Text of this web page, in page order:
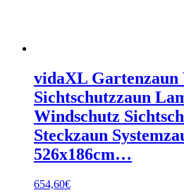
vidaXL Gartenzaun
Sichtschutzzaun
Windschutz
Steckzaun
526x186cm…
654,60€